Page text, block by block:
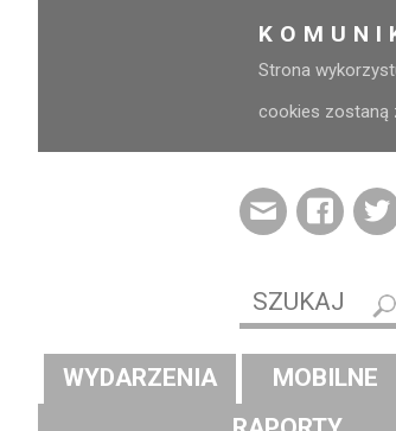
Strona
cookies zostaną
WYDARZENIA MOBILNE